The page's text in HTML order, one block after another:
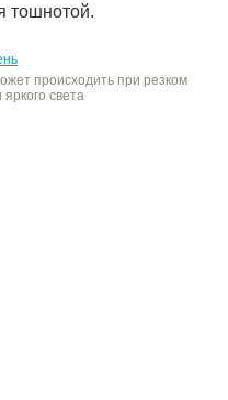
тошнотой.
происходить при резком
света